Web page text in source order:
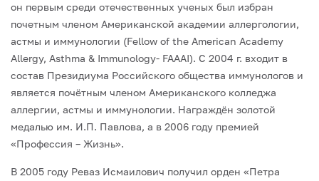
он первым среди отечественных ученых был избран
почетным членом Американской академии аллергологии,
астмы и иммунологии (Fellow of the American Academy
Allergy, Asthma & Immunology- FAAAI). С 2004 г. вхо­дит в
состав Президиума Российского общества иммунологов и
является почётным членом Американского колледжа
аллергии, астмы и иммунологии. Награждён золо­той
медалью им. И.П. Павлова, а в 2006 году премией
«Профессия – Жизнь».
В 2005 году Реваз Исмаилович получил орден «Петра